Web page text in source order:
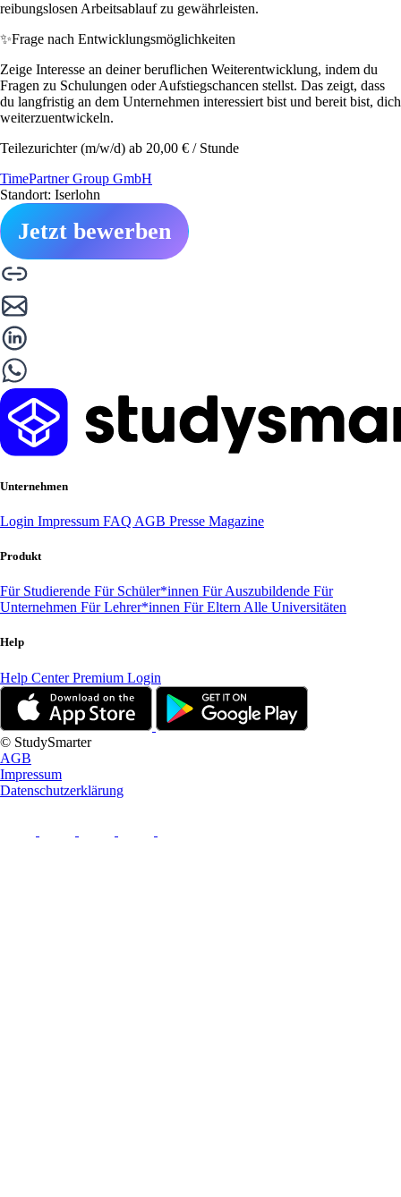
reibungslosen Arbeitsablauf zu gewährleisten.
✨Frage nach Entwicklungsmöglichkeiten
Zeige Interesse an deiner beruflichen Weiterentwicklung, indem du
Fragen zu Schulungen oder Aufstiegschancen stellst. Das zeigt, dass
du langfristig an dem Unternehmen interessiert bist und bereit bist, dich
weiterzuentwickeln.
Teilezurichter (m/w/d) ab 20,00 € / Stunde
TimePartner Group GmbH
Standort: Iserlohn
Jetzt bewerben
Unternehmen
Login Impressum FAQ AGB Presse Magazine
Produkt
Für Studierende Für Schüler*innen Für Auszubildende Für
Unternehmen Für Lehrer*innen Für Eltern Alle Universitäten
Help
Help CenterPremium Login
© StudySmarter
AGB
Impressum
Datenschutzerklärung